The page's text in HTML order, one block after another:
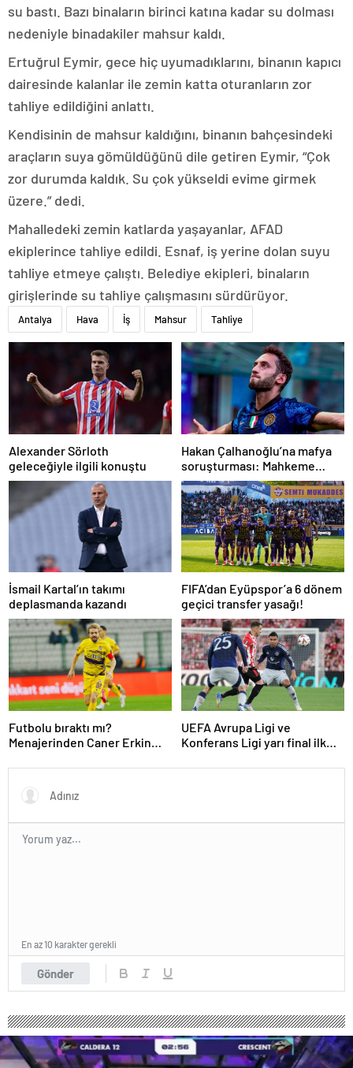
su bastı. Bazı binaların birinci katına kadar su dolması
nedeniyle binadakiler mahsur kaldı.
Ertuğrul Eymir, gece hiç uyumadıklarını, binanın kapıcı
dairesinde kalanlar ile zemin katta oturanların zor
tahliye edildiğini anlattı.
Kendisinin de mahsur kaldığını, binanın bahçesindeki
araçların suya gömüldüğünü dile getiren Eymir, “Çok
zor durumda kaldık. Su çok yükseldi evime girmek
üzere.” dedi.
Mahalledeki zemin katlarda yaşayanlar, AFAD
ekiplerince tahliye edildi. Esnaf, iş yerine dolan suyu
tahliye etmeye çalıştı. Belediye ekipleri, binaların
girişlerinde su tahliye çalışmasını sürdürüyor.
Antalya Hava İş Mahsur Tahliye
Alexander Sörloth
geleceğiyle ilgili konuştu
Hakan Çalhanoğlu’na mafya
soruşturması: Mahkeme
cezasını açıkladı
İsmail Kartal’ın takımı
deplasmanda kazandı
FIFA’dan Eyüpspor’a 6 dönem
geçici transfer yasağı!
Futbolu bıraktı mı?
Menajerinden Caner Erkin
UEFA Avrupa Ligi ve
Konferans Ligi yarı final ilk
Gönder
En az 10 karakter gerekli